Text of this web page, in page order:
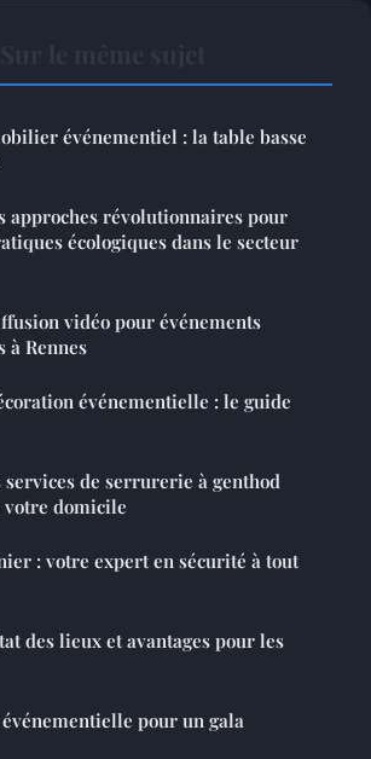
événementiel : la table basse
approches révolutionnaires pour
écologiques dans le secteur
vidéo pour événements
à Rennes
événementielle : le guide
services de serrurerie à genthod
domicile
: votre expert en sécurité à tout
des lieux et avantages pour les
pour un gala